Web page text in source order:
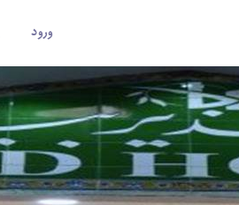
ورود